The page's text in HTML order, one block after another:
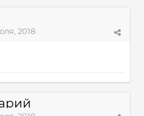
2018